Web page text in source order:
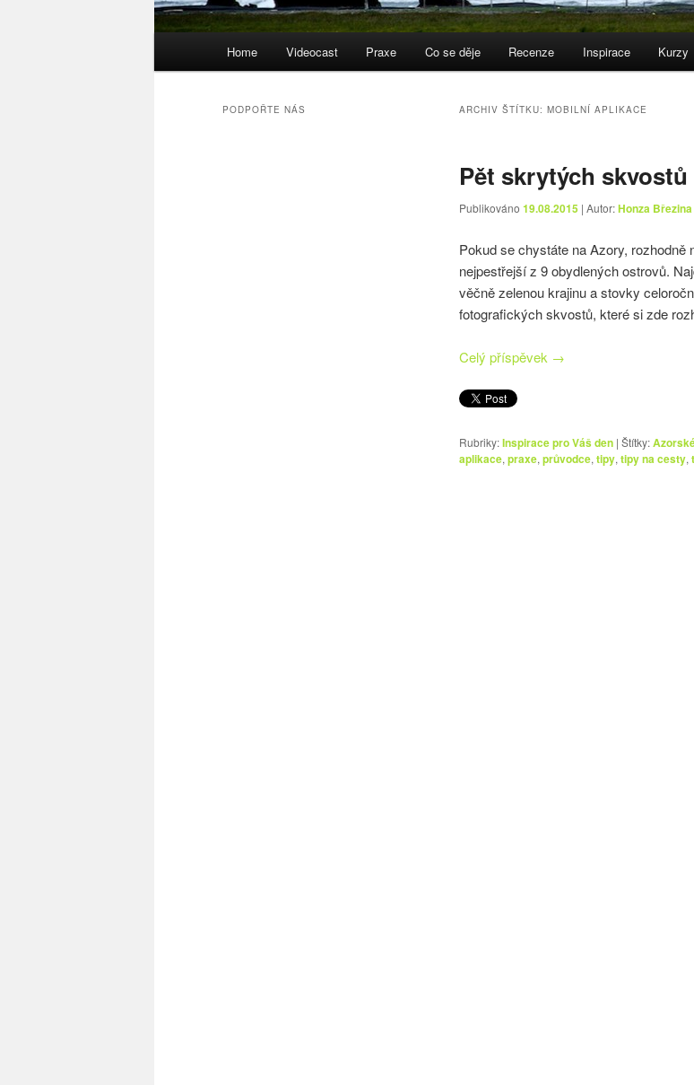
Home Videocast Praxe Co se děje Recenze Inspirace Kurzy
ARCHIV ŠTÍTKU: MOBILNÍ APLIKACE
Pět skrytých
Publikováno 19.08.2015 | Autor:Honza Březina
Pokud se chystáte na Azory, rozhodně
nejpestřejší z 9 obydlených ostrovů.
věčně zelenou krajinu a stovky
fotografických skvostů, které si zde
Celý příspěvek →
Rubriky:Inspirace pro Váš den | Štítky:
aplikace, praxe, průvodce, tipy, tipy na cesty,
PODPOŘTE NÁS